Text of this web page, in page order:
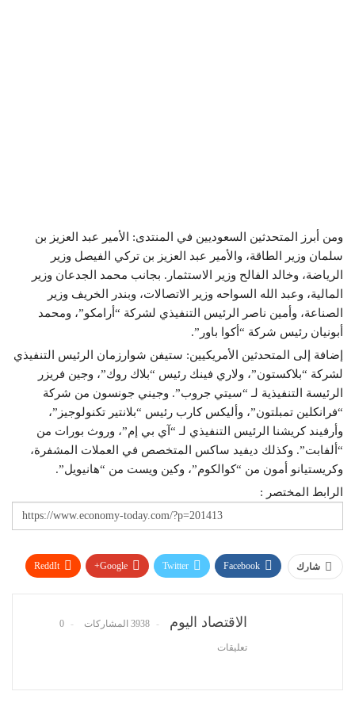
ومن أبرز المتحدثين السعوديين في المنتدى: الأمير عبد العزيز بن
سلمان وزير الطاقة، والأمير عبد العزيز بن تركي الفيصل وزير
الرياضة، وخالد الفالح وزير الاستثمار. بجانب محمد الجدعان وزير
المالية، وعبد الله السواحه وزير الاتصالات، وبندر الخريف وزير
الصناعة، وأمين ناصر الرئيس التنفيذي لشركة “أرامكو”، ومحمد
أبونيان رئيس شركة “أكوا باور”.
إضافة إلى المتحدثين الأمريكيين: ستيفن شوارزمان الرئيس التنفيذي
لشركة “بلاكستون”، ولاري فينك رئيس “بلاك روك”، وجين فريزر
الرئيسة التنفيذية لـ “سيتي جروب”. وجيني جونسون من شركة
“فرانكلين تمبلتون”، وأليكس كارب رئيس “بلانتير تكنولوجيز”،
وأرفيند كريشنا الرئيس التنفيذي لـ “آي بي إم”، وروث بورات من
“ألفابت”. وكذلك ديفيد ساكس المتخصص في العملات المشفرة،
وكريستيانو أمون من “كوالكوم”، وكين ويست من “هانيويل”.
الرابط المختصر :
شارك Facebook
Twitter
Google+
ReddIt
الاقتصاد اليوم 3938 المشاركات 0
تعليقات